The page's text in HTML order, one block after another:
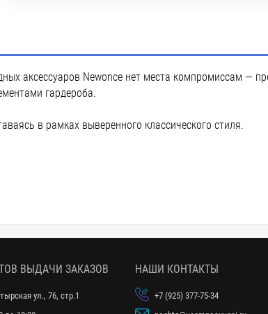
аксессуаров Newonce нет места компромиссам —
гардероба.
в рамках выверенного классического стиля.
ВЫДАЧИ ЗАКАЗОВ
ул., 76, стр.1
НАШИ КОНТАКТЫ
+7 (925) 377-75-34